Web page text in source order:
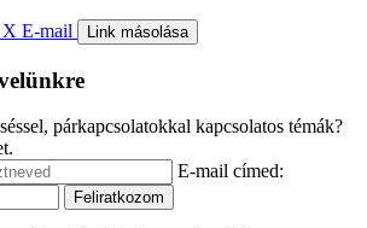
X E-mail Link másolása
párkapcsolatokkal kapcsolatos témák?
E-mail címed: